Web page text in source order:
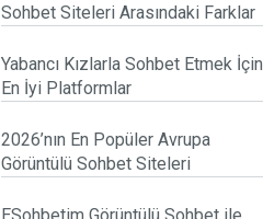
Sohbet Siteleri Arasındaki Farklar
Yabancı Kızlarla Sohbet Etmek İçin
En İyi Platformlar
2026’nın En Popüler Avrupa
Görüntülü Sohbet Siteleri